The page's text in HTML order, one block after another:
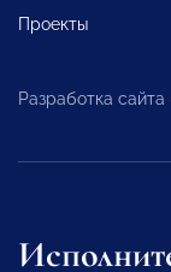
Проекты
Разработка